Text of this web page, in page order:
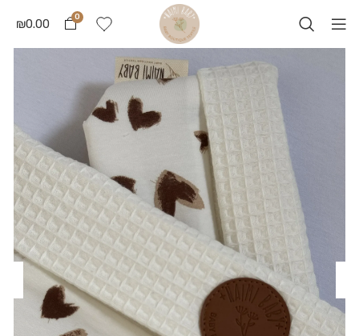
0
₪0.00